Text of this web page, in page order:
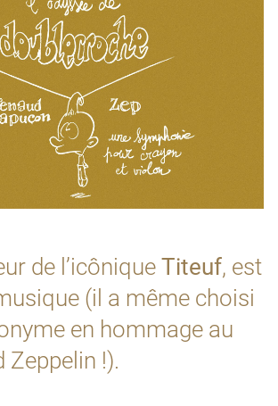
de l’icônique Titeuf, est
(il a même choisi
en hommage au
Zeppelin !).